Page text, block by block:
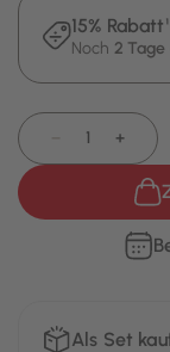
15%
Noch 2 Tage
+
Als Set